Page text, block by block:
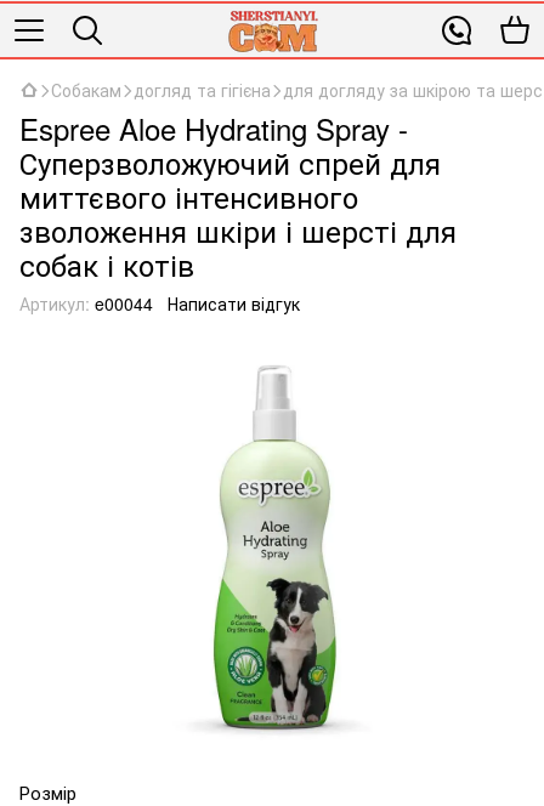
Собакам догляд та гігієна для догляду за шкірою та
Espree Aloe Hydrating Spray -
Суперзволожуючий спрей для
миттєвого інтенсивного
зволоження шкіри і шерсті для
собак і котів
Артикул: e00044 Написати відгук
Розмір